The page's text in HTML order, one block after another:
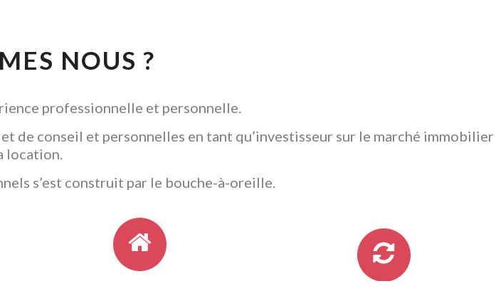
NOUS ?
professionnelle et personnelle.
de conseil et personnelles en tant qu’investisseur sur le marché immobilier
location.
s’est construit par le bouche-à-oreille.